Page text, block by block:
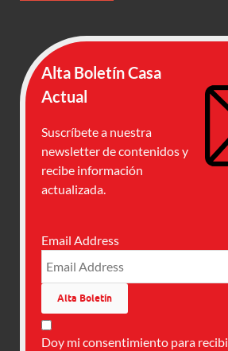
Alta Boletín Casa
Actual
Suscríbete a nuestra
newsletter de contenidos y
recibe información
actualizada.
Email Address
Doy mi consentimiento para